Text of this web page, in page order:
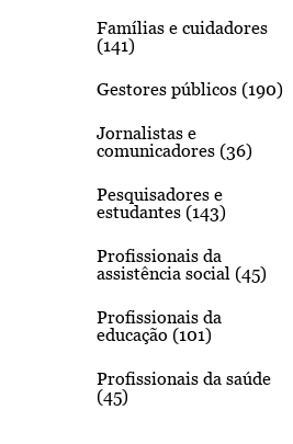
Famílias e cuidadores
(141)
Gestores públicos (190)
Jornalistas e
comunicadores (36)
Pesquisadores e
estudantes (143)
Profissionais da
assistência social (45)
Profissionais da
educação (101)
Profissionais da saúde
(45)